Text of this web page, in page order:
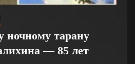
ночному тарану
— 85 лет